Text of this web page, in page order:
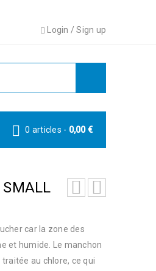
Login /Sign up
0 articles - 0,00€
SMALL
car la zone des
et humide. Le manchon
au chlore, ce qui